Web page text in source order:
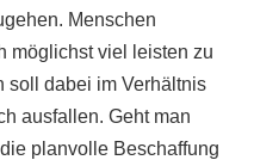
Menschen
möglichst viel leisten zu
soll dabei im Verhältnis
ausfallen. Geht man
die planvolle Beschaffung